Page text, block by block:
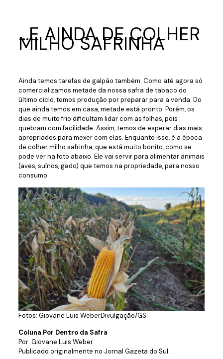
…E AINDA DE COLHER
MILHO SAFRINHA
Ainda temos tarefas de galpão também. Como até agora só
comercializamos metade da nossa safra de tabaco do
último ciclo, temos produção por preparar para a venda. Do
que ainda temos em casa, metade está pronto. Porém, os
dias de muito frio dificultam lidar com as folhas, pois
quebram com facilidade. Assim, temos de esperar dias mais
apropriados para mexer com elas. Enquanto isso, é a época
de colher milho safrinha, que está muito bonito, como se
pode ver na foto abaixo. Ele vai servir para alimentar animais
(aves, suínos, gado) que temos na propriedade, para nosso
consumo.
Fotos: Giovane Luis WeberDivulgação/GS
Coluna Por Dentro da Safra
Por: Giovane Luis Weber
Publicado originalmente no Jornal Gazeta do Sul.